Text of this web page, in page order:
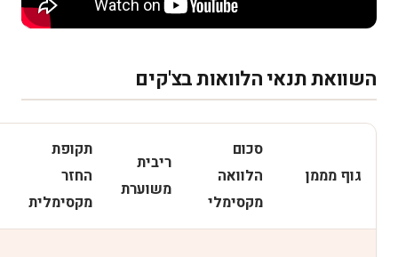
השוואת תנאי הלוואות בצ'קים
גוף מממן
סכום
הלוואה
מקסימלי
ריבית
משוערת
תקופת
החזר
מקסימלית